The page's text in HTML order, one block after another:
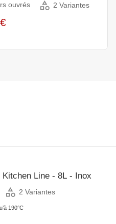
ouvrés 2 Variantes
Line - 8L - Inox
2 Variantes
190°C